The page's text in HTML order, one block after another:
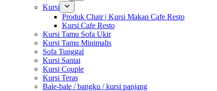
Kursi
Produk Chair | Kursi Makan Cafe Resto
Kursi Cafe Resto
Kursi Tamu Sofa Ukir
Kursi Tamu Minimalis
Sofa Tunggal
Kursi Santai
Kursi Couple
Kursi Teras
Bale-bale / bangku / kursi panjang